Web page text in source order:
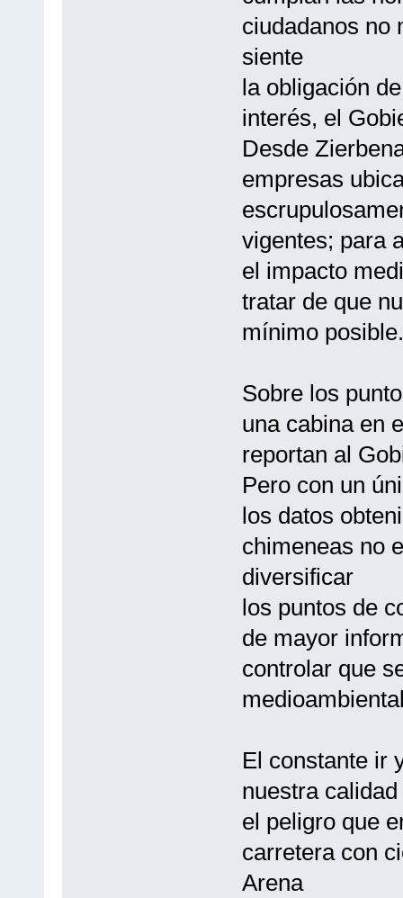
ciudadanos no
siente
la obligación
interés, el
Desde
empresas
vigentes; para
el impacto
tratar de que
mínimo posible.
Sobre los
una cabina en
reportan al
Pero con un
los datos
chimeneas no
diversificar
los puntos de
de mayor
controlar que
El constante ir
nuestra
el peligro que
carretera con
Arena